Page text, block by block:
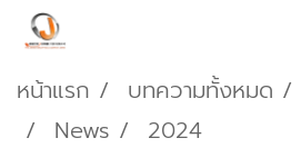
หน้าแรก บทความทั้งหมด
News
2024